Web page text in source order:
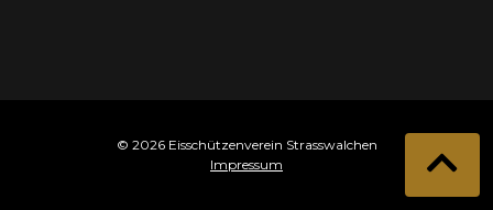
© 2026 Eisschützenverein Strasswalchen
Impressum